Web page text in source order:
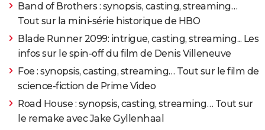
Band of Brothers : synopsis, casting, streaming…
Tout sur la mini-série historique de HBO
Blade Runner 2099: intrigue, casting, streaming... Les
infos sur le spin-off du film de Denis Villeneuve
Foe : synopsis, casting, streaming… Tout sur le film de
science-fiction de Prime Video
Road House : synopsis, casting, streaming… Tout sur
le remake avec Jake Gyllenhaal